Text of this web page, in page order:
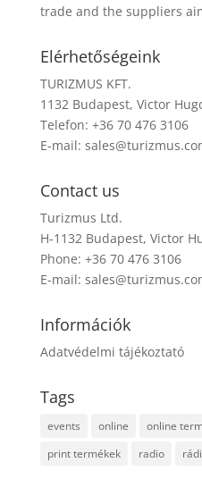
trade and the suppliers
Elérhetőségeink
TURIZMUS KFT.
1132 Budapest, Victor
Telefon: +36 70 476 3106
E-mail:
Contact us
Turizmus Ltd.
H-1132 Budapest, Victor
Phone: +36 70 476 3106
E-mail:
Információk
Adatvédelmi tájékoztató
Tags
events online online
print termékek
radio